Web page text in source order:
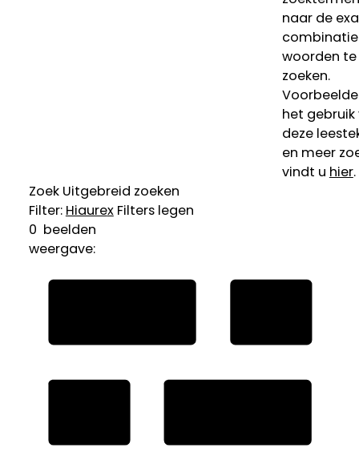
naar de
woorden te
zoeken.
het gebruik
deze
en meer
vindt u hier.
Zoek Uitgebreid zoeken
Filter: Hiaurex Filters legen
0 beelden
weergave: